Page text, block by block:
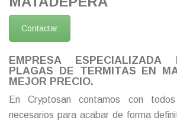
Contactar
EMPRESA ESPECIALIZADA
PLAGAS DE TERMITAS EN
MEJOR PRECIO.
En Cryptosan contamos con
necesarios para acabar de forma